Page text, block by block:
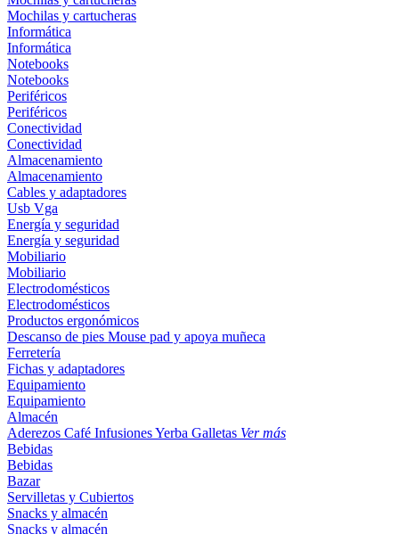
Mochilas y cartucheras
Informática
Informática
Notebooks
Notebooks
Periféricos
Periféricos
Conectividad
Conectividad
Almacenamiento
Almacenamiento
Cables y adaptadores
Usb Vga
Energía y seguridad
Energía y seguridad
Mobiliario
Mobiliario
Electrodomésticos
Electrodomésticos
Productos ergonómicos
Descanso de pies Mouse pad y apoya muñeca
Ferretería
Fichas y adaptadores
Equipamiento
Equipamiento
Almacén
Aderezos Café InfusionesYerba Galletas Ver más
Bebidas
Bebidas
Bazar
Servilletas y Cubiertos
Snacks y almacén
Snacks y almacén